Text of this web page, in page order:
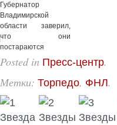
Губернатор
Владимирской
области заверил,
что они
постараются
решить проблемы
«Торпед...
Posted in Пресс-центр.
Метки: Торпедо, ФНЛ.